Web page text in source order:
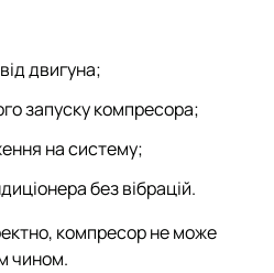
двигуна;
запуску компресора;
на систему;
без вібрацій.
компресор не може
чином.